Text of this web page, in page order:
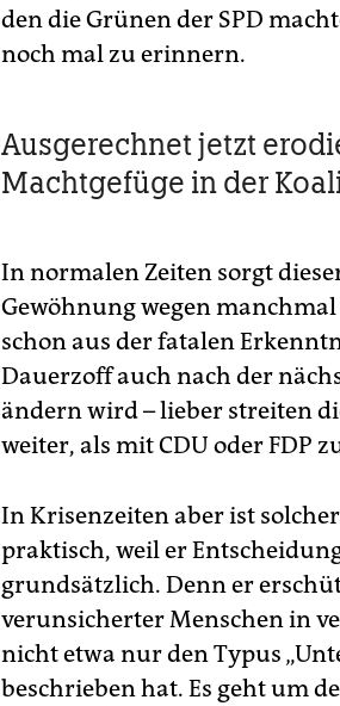
den die Grünen der SPD
noch mal zu erinnern.
Ausgerechnet jetzt
Macht­gefüge in der
In normalen Zeiten sorgt
Gewöhnung wegen
schon aus der fatalen
Dauerzoff auch nach der
ändern wird – lieber streiten
weiter, als mit CDU oder FDP
In Krisenzeiten aber ist
praktisch, weil er
grundsätzlich. Denn er
verunsicherter Menschen in
nicht etwa nur den Typus
beschrieben hat. Es geht um